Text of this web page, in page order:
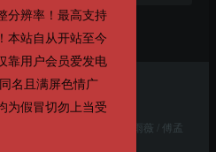
分辨率！最高支持
本站自从开站至今
靠用户会员爱发电
名且满屏色情广
为假冒切勿上当受
奕玫 / 曾沛慈 / 曾少宗 / 邵雨薇 / 傅孟
婕